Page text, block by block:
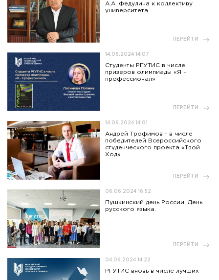
А.А. Федулина к коллективу
университета
ПЕРЕЙТИ
14.06.2024 14:07
Студенты РГУТИС в числе
призеров олимпиады «Я –
профессионал»
ПЕРЕЙТИ
14.06.2024 14:01
Андрей Трофимов - в числе
победителей Всероссийского
студенческого проекта «Твой
Ход»
ПЕРЕЙТИ
06.06.2024 16:52
Пушкинский день России. День
русского языка.
ПЕРЕЙТИ
04.06.2024 14:22
РГУТИС вновь в числе лучших